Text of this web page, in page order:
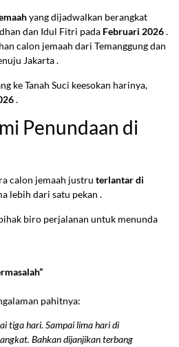
yang dijadwalkan berangkat
dan Idul Fitri pada Februari 2026.
calon jemaah dari Temanggung dan
Jakarta .
ke Tanah Suci keesokan harinya,
.
Penundaan di
calon jemaah justru terlantar di
lebih dari satu pekan .
biro perjalanan untuk menunda
pahitnya:
tiga hari. Sampai lima hari di
Bahkan dijanjikan terbang